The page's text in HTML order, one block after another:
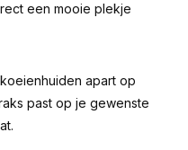
een mooie plekje
apart op
past op je gewenste